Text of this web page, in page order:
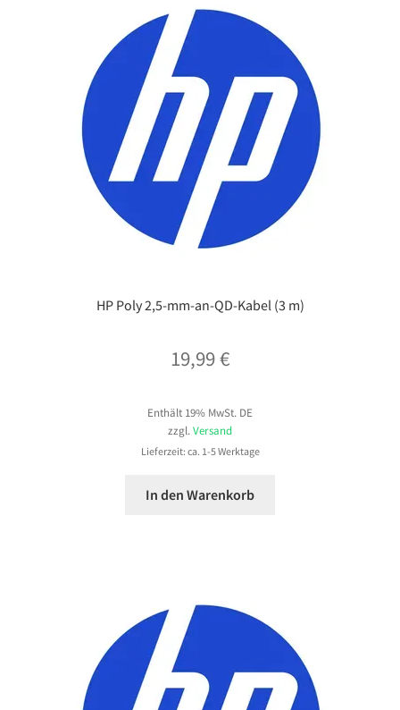
HP Poly 2,5-mm-an-QD-Kabel (3 m)
19,99€
Enthält 19% MwSt. DE
zzgl.Versand
Lieferzeit: ca. 1-5 Werktage
In den Warenkorb